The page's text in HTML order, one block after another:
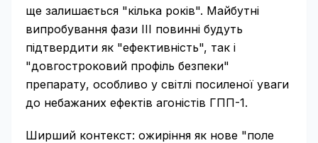
ще залишається "кілька років". Майбутні
випробування фази III повинні будуть
підтвердити як "ефективність", так і
"довгостроковий профіль безпеки"
препарату, особливо у світлі посиленої уваги
до небажаних ефектів агоністів ГПП-1.
Ширший контекст: ожиріння як нове "поле